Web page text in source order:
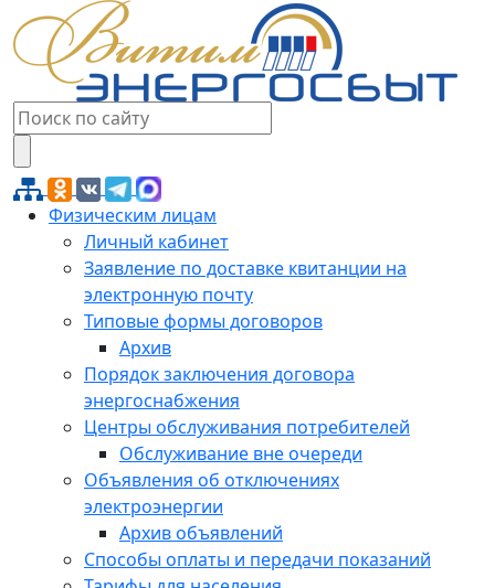
Физическим лицам
Личный кабинет
Заявление по доставке квитанции на
электронную почту
Типовые формы договоров
Архив
Порядок заключения договора
энергоснабжения
Центры обслуживания потребителей
Обслуживание вне очереди
Объявления об отключениях
электроэнергии
Архив объявлений
Способы оплаты и передачи показаний